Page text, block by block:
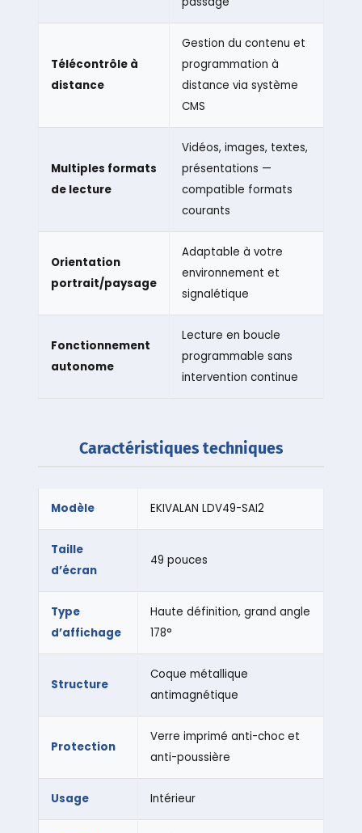
Télécontrôle à
distance
Gestion du contenu et
programmation à
distance via système
CMS
Multiples formats
de lecture
Vidéos, images, textes,
présentations —
compatible formats
courants
Orientation
portrait/paysage
Adaptable à votre
environnement et
signalétique
Fonctionnement
autonome
Lecture en boucle
programmable sans
intervention continue
Caractéristiques techniques
Modèle EKIVALAN LDV49-SAI2
Taille
d’écran
49 pouces
Type
d’affichage
Haute définition, grand angle
178°
Structure
Coque métallique
antimagnétique
Protection
Verre imprimé anti-choc et
anti-poussière
Usage Intérieur